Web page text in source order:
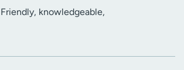
Friendly, knowledgeable,